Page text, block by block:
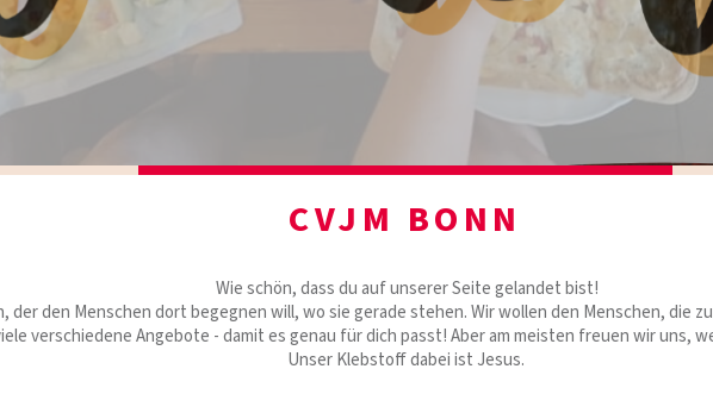
CVJM BONN
Wie schön, dass du auf unserer Seite gelandet bist!
der den Menschen dort begegnen will, wo sie gerade stehen. Wir wollen den Menschen, die
verschiedene Angebote - damit es genau für dich passt! Aber am meisten freuen wir uns,
Unser Klebstoff dabei ist Jesus.